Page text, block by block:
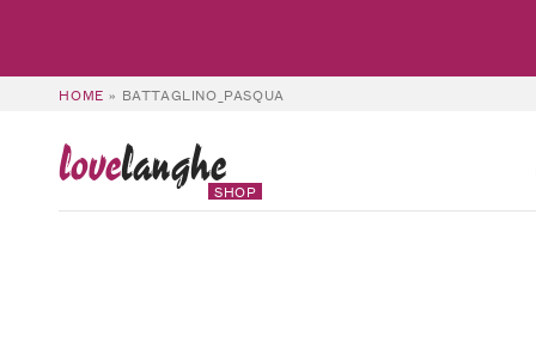
HOME » BATTAGLINO_PASQUA
lovelanghe
SHOP